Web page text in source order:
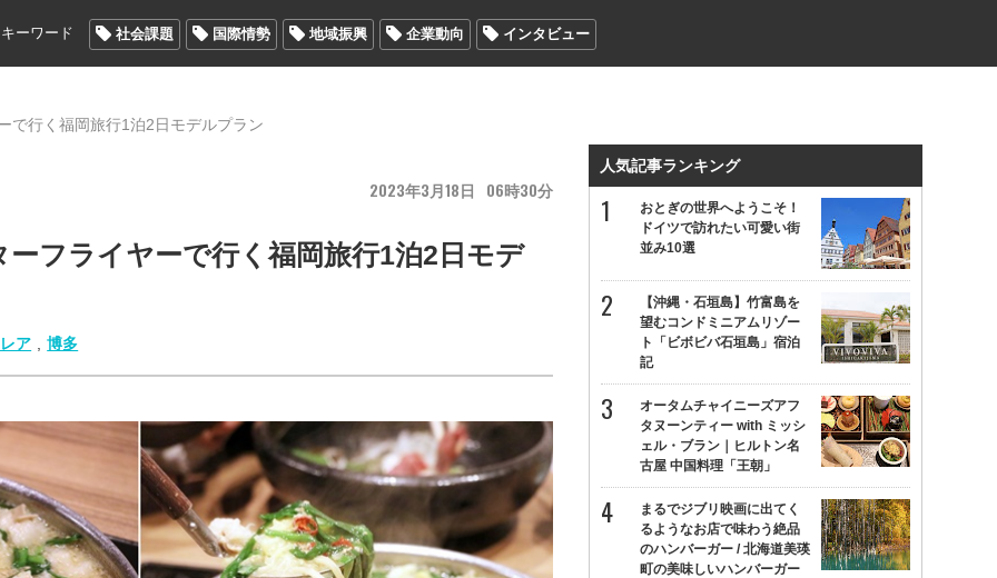
ーワード 社会課題 国際情勢 地域振興 企業動向 インタビュー
で行く福岡旅行1泊2日モデルプラン
2023 3 18 06 30
フライヤーで行く福岡旅行1泊2日モデ
ア 博多
人気記事ランキング
おとぎの世界へようこそ！
ドイツで訪れたい可愛い街
並み10選
【沖縄・石垣島】竹富島を
望むコンドミニアムリゾー
ト「ビボビバ石垣島」宿泊
記
オータムチャイニーズアフ
タヌーンティー with ミッシ
ェル・ブラン｜ヒルトン名
古屋 中国料理「王朝」
まるでジブリ映画に出てく
るようなお店で味わう絶品
のハンバーガー / 北海道美瑛
町の美味しいハンバーガー